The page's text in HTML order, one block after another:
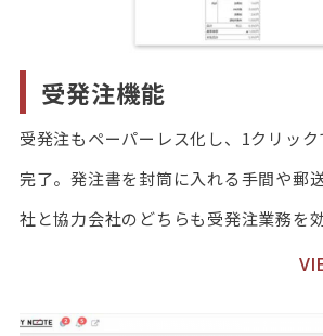
受発注機能
受発注もペーパーレス化し、1クリッ
完了。発注書を封筒に入れる手間や郵
社と協力会社のどちらも受発注業務を